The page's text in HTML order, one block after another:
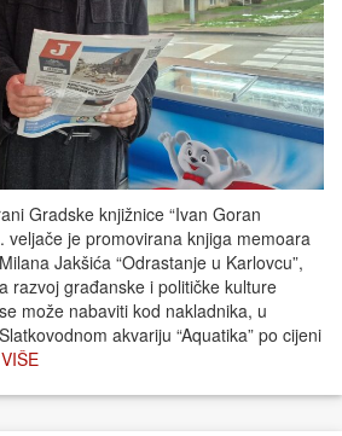
Gradske knjižnice “Ivan Goran
veljače je promovirana knjiga memoara
Jakšića “Odrastanje u Karlovcu”,
razvoj građanske i političke kulture
može nabaviti kod nakladnika, u
akvariju “Aquatika” po cijeni